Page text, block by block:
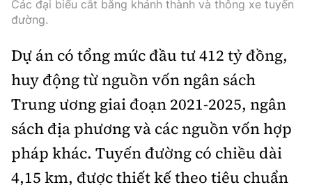
Các đại biểu cắt băng khánh thành và thông xe tuyến
đường.
Dự án có tổng mức đầu tư 412 tỷ đồng,
huy động từ nguồn vốn ngân sách
Trung ương giai đoạn 2021-2025, ngân
sách địa phương và các nguồn vốn hợp
pháp khác. Tuyến đường có chiều dài
4,15 km, được thiết kế theo tiêu chuẩn